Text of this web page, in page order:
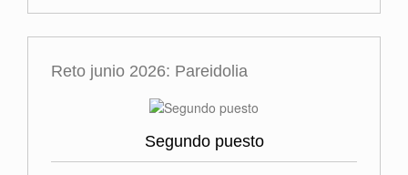
Reto junio 2026: Pareidolia
Segundo puesto